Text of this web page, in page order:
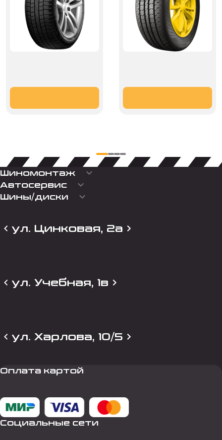
Шиномонтаж keyboard_arrow_down
Автосервис keyboard_arrow_down
Шины/диски keyboard_arrow_down
ул. Цинковая, 2а
ул. Учебная, 1в
ул. Харлова, 10/5
Оплата картой
Социальные сети